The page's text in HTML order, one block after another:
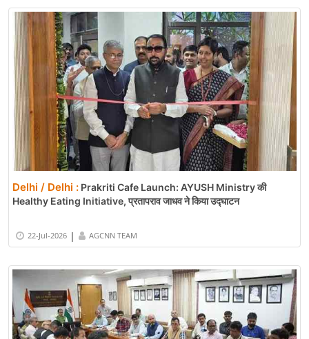
Delhi / Delhi : Prakriti Cafe Launch: AYUSH Ministry की
Healthy Eating Initiative, प्रतापराव जाधव ने किया उद्घाटन
22-Jul-2026 | AGCNN TEAM